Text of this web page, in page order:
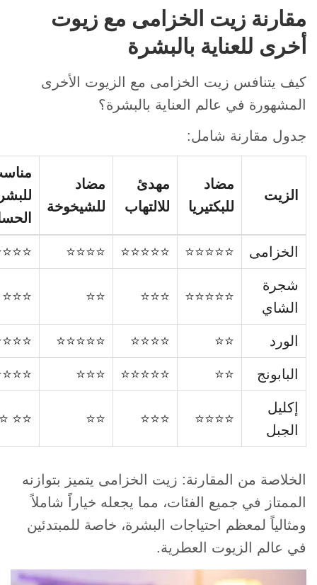
مقارنة زيت الخزامى مع زيوت
أخرى للعناية بالبشرة
كيف يتنافس زيت الخزامى مع الزيوت الأخرى
المشهورة في عالم العناية بالبشرة؟
جدول مقارنة شامل:
الزيت
مضاد
للبكتيريا
مهدئ
للالتهاب
مضاد
للشيخوخة
الخزامى ⭐⭐⭐⭐⭐
⭐⭐⭐⭐⭐
⭐⭐⭐⭐
شجرة
الشاي
⭐⭐⭐⭐⭐
⭐⭐⭐
⭐⭐
⭐⭐⭐
الورد ⭐⭐
⭐⭐⭐⭐
⭐⭐⭐⭐⭐
البابونج
⭐⭐
⭐⭐⭐⭐⭐
⭐⭐⭐
إكليل
الجبل
⭐⭐⭐⭐
⭐⭐⭐
⭐⭐
⭐⭐
الخلاصة من المقارنة: زيت الخزامى يتميز بتوازنه
الممتاز في جميع الفئات، مما يجعله خياراً شاملاً
ومثالياً لمعظم احتياجات البشرة، خاصة للمبتدئين
في عالم الزيوت العطرية.